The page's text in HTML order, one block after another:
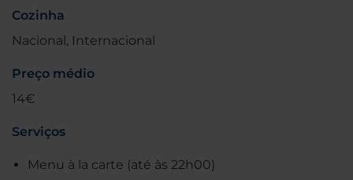
Cozinha
Nacional, Internacional
Preço médio
14€
Serviços
Menu à la carte (até às 22h00)